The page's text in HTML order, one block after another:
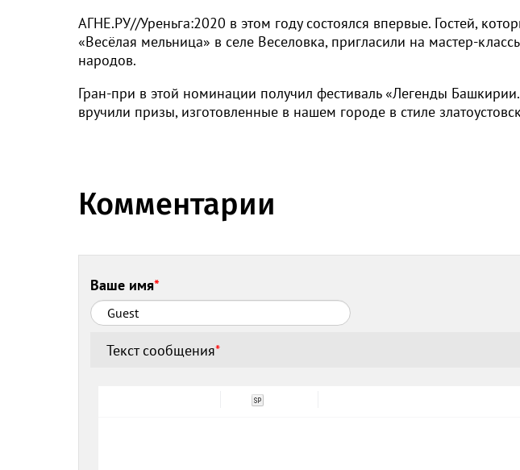
АГНЕ.РУ//Уреньга:2020 в этом году состоялся впервые. Гостей,
«Весёлая мельница» в селе Веселовка, пригласили на мастер-
народов.
Гран-при в этой номинации получил фестиваль «Легенды
вручили призы, изготовленные в нашем городе в стиле
Комментарии
Ваше имя*
Текст сообщения*